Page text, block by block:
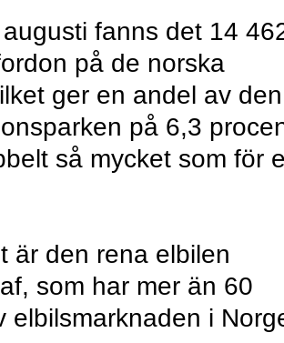
fanns det 14
på de norska
ger en andel av den
på 6,3
så mycket som för
är den rena elbilen
som har mer än 60
elbilsmarknaden i